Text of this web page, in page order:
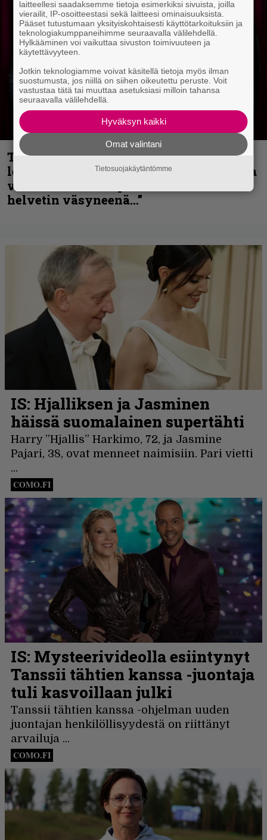
Thrash ’n’ roll -yhtye Madred ryydittää
levyjulkaisua keikkareissulla kuvatulla
videolla – ”Oltiin pakussa kusihädässä
helvetin väsyneenä…”
laitteellesi saadaksemme tietoja esimerkiksi sivuista, joilla
vierailit, IP-osoitteestasi sekä laitteesi ominaisuuksista.
Pääset tutustumaan yksityiskohtaisesti käyttötarkoituksiin ja
teknologiakumppaneihimme seuraavalla välilehdellä.
Hylkääminen voi vaikuttaa sivuston toimivuuteen ja
käytettävyyteen.
Jotkin teknologiamme voivat käsitellä tietoja myös ilman
suostumusta, jos niillä on siihen oikeutettu peruste. Voit
vastustaa tätä tai muuttaa asetuksiasi milloin tahansa
seuraavalla välilehdellä.
Hyväksyn kaikki
Omat valintani
Tietosuojakäytäntömme